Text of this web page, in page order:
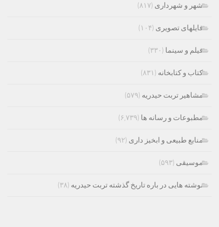
شهر و شهرداری (۸۱۷)
فایلهای تصویری (۱۰۴)
فیلم و سینما (۳۳۰)
کتاب و کتابخانه (۸۳۱)
مشاهیر تربت حیدریه (۵۷۹)
مطبوعات و رسانه ها (۶,۷۳۹)
منابع طبیعی و ابخیز داری (۹۲)
موسیقی (۵۹۳)
نوشته هایی در باره تاریخ گذشته تربت حیدریه (۳۸)